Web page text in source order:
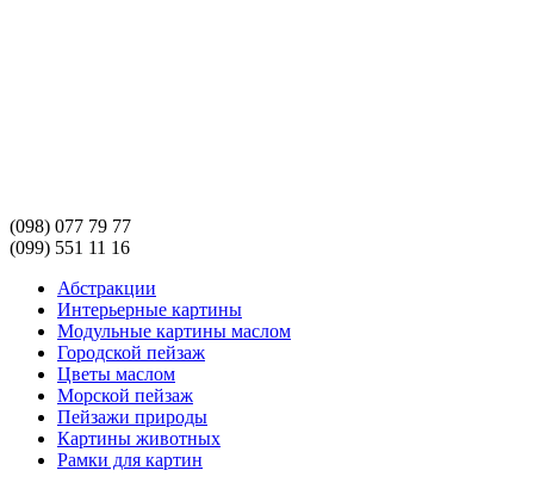
(098) 077 79 77
(099) 551 11 16
Абстракции
Интерьерные картины
Модульные картины маслом
Городской пейзаж
Цветы маслом
Морской пейзаж
Пейзажи природы
Картины животных
Рамки для картин